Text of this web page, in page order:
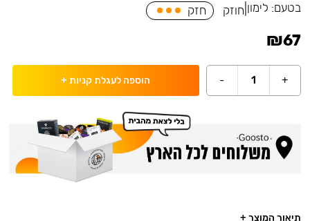
בטעם: לימון חוזק חזק
₪67
+
1
- הוספה לעגלת קניות +
תיאור המוצר +